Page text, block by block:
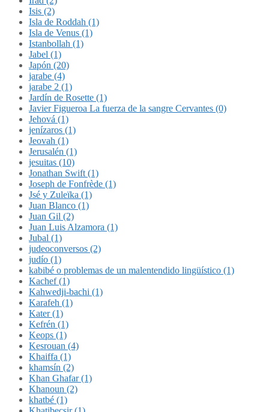
Isis (2)
Isla de Roddah (1)
Isla de Venus (1)
Istanbollah (1)
Jabel (1)
Japón (20)
jarabe (4)
jarabe 2 (1)
Jardín de Rosette (1)
Javier Figueroa La fuerza de la sangre Cervantes (0)
Jehová (1)
jenízaros (1)
Jeovah (1)
Jerusalén (1)
jesuitas (10)
Jonathan Swift (1)
Joseph de Fonfrède (1)
Jsé y Zuleïka (1)
Juan Blanco (1)
Juan Gil (2)
Juan Luis Alzamora (1)
Jubal (1)
judeoconversos (2)
judío (1)
kabibé o problemas de un malentendido lingüístico (1)
Kachef (1)
Kahwedji-bachi (1)
Karafeh (1)
Kater (1)
Kefrén (1)
Keops (1)
Kesrouan (4)
Khaiffa (1)
khamsín (2)
Khan Ghafar (1)
Khanoun (2)
khatbé (1)